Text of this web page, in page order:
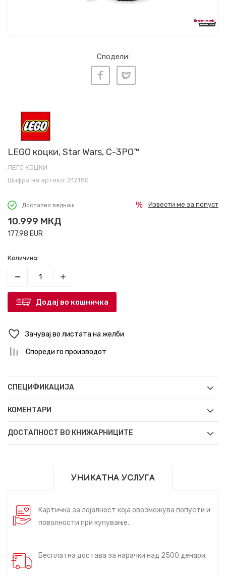
Сподели:
LEGO коцки, Star Wars, C-3PO™
ЛЕГО КОЦКИ
Шифра на артикл: 212180
Достапно веднаш
10.999 МКД
177,98 EUR
Извести ме за попуст
Количина:
Додај во кошничка
Зачувај во листата на желби
Спореди го производот
СПЕЦИФИКАЦИЈА
КОМЕНТАРИ
ДОСТАПНОСТ ВО КНИЖАРНИЦИТЕ
УНИКАТНА УСЛУГА
Картичка за лојалност која овозможува попусти и
поволности при купување.
Бесплатна достава за нарачки над 2500 денари.